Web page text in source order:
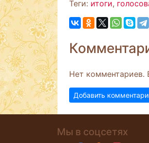
Теги: итоги,
Нет комментариев.
Добавить
Мы в соцсетях